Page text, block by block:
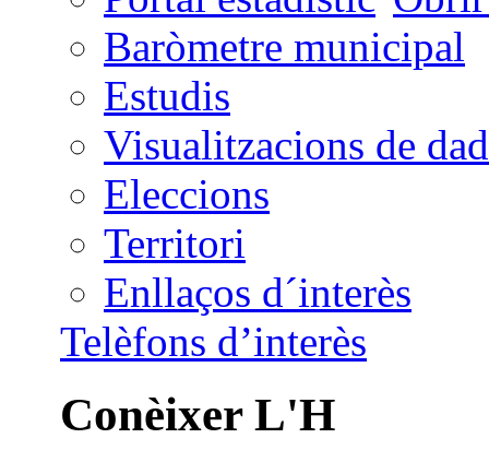
Baròmetre municipal
Estudis
Visualitzacions de
Eleccions
Territori
Enllaços d´interès
Telèfons d’interès
Conèixer L'H